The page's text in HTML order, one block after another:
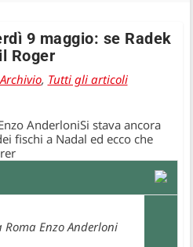
9 maggio: se Radek
Roger
Archivio, Tutti gli articoli
AnderloniSi stava ancora
fischi a Nadal ed ecco che
Enzo Anderloni